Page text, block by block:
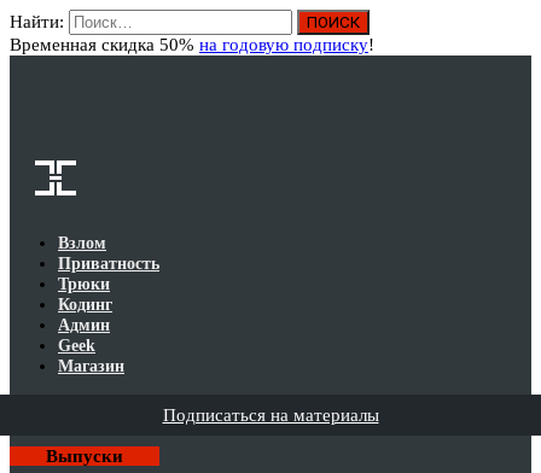
Найти:
Временная скидка 50% на годовую подписку!
Взлом
Приватность
Трюки
Кодинг
Админ
Geek
Магазин
Подписаться на материалы
Выпуски